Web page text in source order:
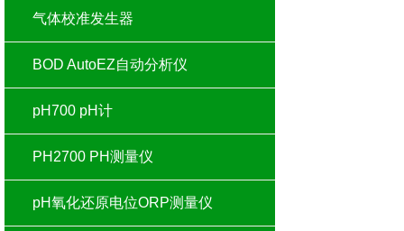
气体校准发生器
BOD AutoEZ自动分析仪
pH700 pH计
PH2700 PH测量仪
pH氧化还原电位ORP测量仪